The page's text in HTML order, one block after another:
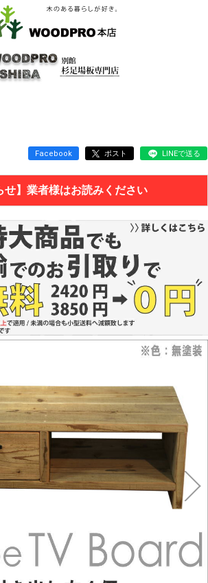
Facebook ポスト LINEで送る
せ】業者様はお読みください